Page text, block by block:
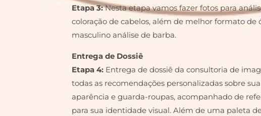
Etapa 3:Nesta etapa vamos fazer fotos para
coloração de cabelos, além de melhor formato de
masculino análise de barba.
Entrega de Dossiê
Etapa 4: Entrega de dossiê da consultoria de
todas as recomendações personalizadas sobre
aparência e guarda-roupas, acompanhado de
para sua identidade visual. Além de uma paleta